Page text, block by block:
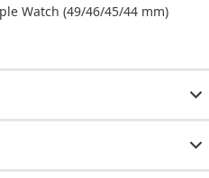
Watch (49/46/45/44 mm)